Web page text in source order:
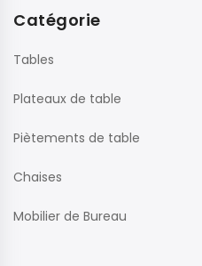
Catégorie
Tables
Plateaux de table
Piètements de table
Chaises
Mobilier de Bureau